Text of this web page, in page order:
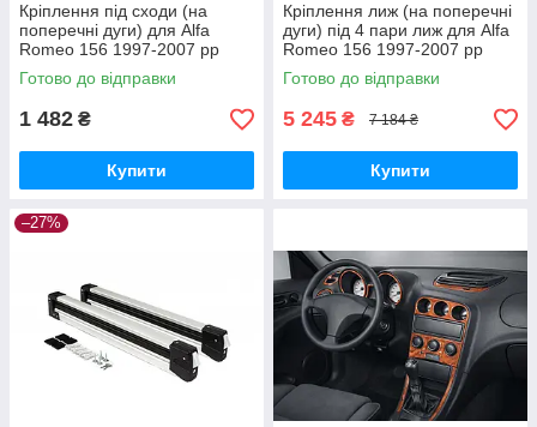
Кріплення під сходи (на
поперечні дуги) для Alfa
Romeo 156 1997-2007 рр
Готово до відправки
1 482 ₴
Купити
Кріплення лиж (на поперечні
дуги) під 4 пари лиж для Alfa
Romeo 156 1997-2007 рр
Готово до відправки
5 245 ₴ 7 184 ₴
Купити
–27%